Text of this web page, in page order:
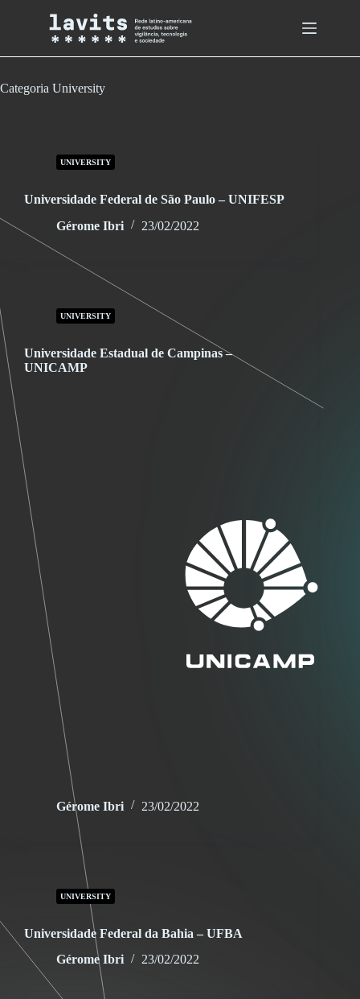
Categoria University
UNIVERSITY
Universidade Federal de São Paulo – UNIFESP
Gérome Ibri
23/02/2022
UNIVERSITY
Universidade Estadual de Campinas –
UNICAMP
Gérome Ibri 23/02/2022
UNIVERSITY
Universidade Federal da Bahia – UFBA
Gérome Ibri
23/02/2022